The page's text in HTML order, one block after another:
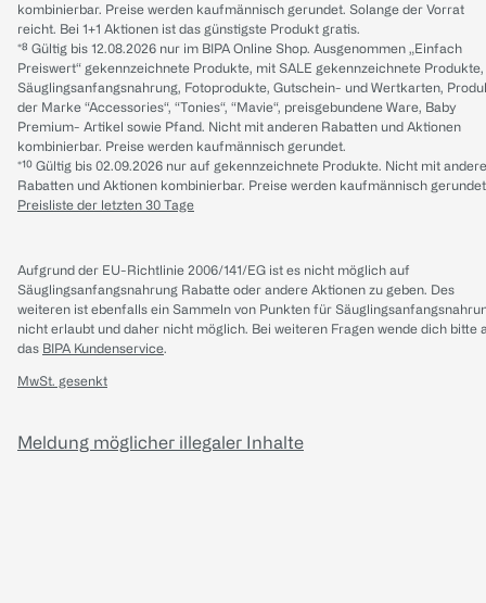
kombinierbar. Preise werden kaufmännisch gerundet. Solange der Vorrat
reicht. Bei 1+1 Aktionen ist das günstigste Produkt gratis.
*⁸ Gültig bis 12.08.2026 nur im BIPA Online Shop. Ausgenommen „Einfach
Preiswert“ gekennzeichnete Produkte, mit SALE gekennzeichnete Produkte,
Säuglingsanfangsnahrung, Fotoprodukte, Gutschein- und Wertkarten,
der Marke “Accessories“, “Tonies“, “Mavie“, preisgebundene Ware, Baby
Premium- Artikel sowie Pfand. Nicht mit anderen Rabatten und Aktionen
kombinierbar. Preise werden kaufmännisch gerundet.
*¹⁰ Gültig bis 02.09.2026 nur auf gekennzeichnete Produkte. Nicht mit
Rabatten und Aktionen kombinierbar. Preise werden kaufmännisch
Preisliste der letzten 30 Tage
Aufgrund der EU-Richtlinie 2006/141/EG ist es nicht möglich auf
Säuglingsanfangsnahrung Rabatte oder andere Aktionen zu geben. Des
weiteren ist ebenfalls ein Sammeln von Punkten für
nicht erlaubt und daher nicht möglich. Bei weiteren Fragen wende dich bitte
das BIPA Kundenservice.
MwSt. gesenkt
Meldung möglicher illegaler Inhalte